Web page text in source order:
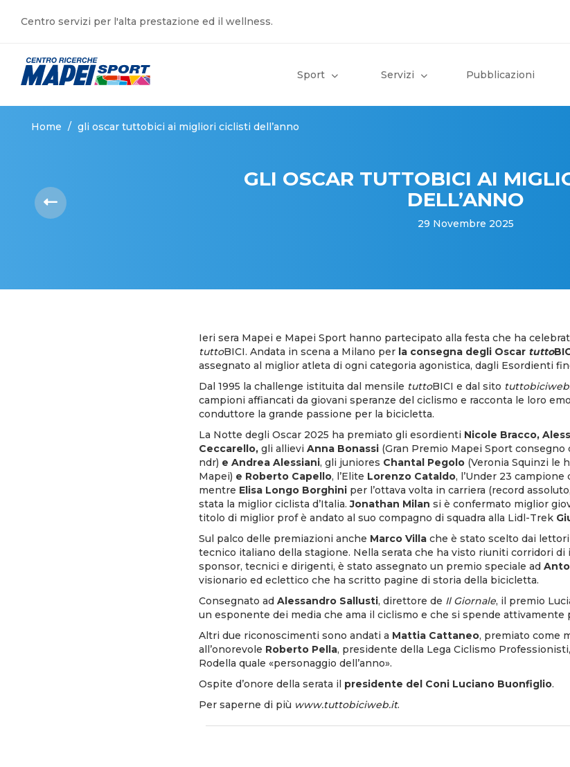
Centro servizi per l'alta prestazione ed il wellness.
Sport Servizi Pubblicazioni
Home / gli oscar tuttobici ai migliori ciclisti dell’anno
GLI OSCAR TUTTOBICI AI
DELL’ANNO
29 Novembre 2025
Ieri sera Mapei e Mapei Sport hanno partecipato alla festa che ha
tuttoBICI. Andata in scena a Milano per la consegna degli Oscar tutto
assegnato al miglior atleta di ogni categoria agonistica, dagli Esordienti
Dal 1995 la challenge istituita dal mensile tuttoBICI e dal sito
campioni affiancati da giovani speranze del ciclismo e racconta le loro
conduttore la grande passione per la bicicletta.
La Notte degli Oscar 2025 ha premiato gli esordienti Nicole Bracco,
Ceccarello, gli allievi Anna Bonassi (Gran Premio Mapei Sport consegno
ndr) e Andrea Alessiani, gli juniores Chantal Pegolo (Veronia Squinzi le
Mapei) e Roberto Capello, l’Elite Lorenzo Cataldo, l’Under 23 campione
mentre Elisa Longo Borghini per l’ottava volta in carriera (record
stata la miglior ciclista d’Italia.Jonathan Milan si è confermato miglior
titolo di miglior prof è andato al suo compagno di squadra alla Lidl-Trek
Sul palco delle premiazioni anche Marco Villa che è stato scelto dai
tecnico italiano della stagione. Nella serata che ha visto riuniti corridori
sponsor, tecnici e dirigenti, è stato assegnato un premio speciale ad
visionario ed eclettico che ha scritto pagine di storia della bicicletta.
Consegnato ad Alessandro Sallusti, direttore de Il Giornale, il premio
un esponente dei media che ama il ciclismo e che si spende attivamente
Altri due riconoscimenti sono andati a Mattia Cattaneo, premiato come
all’onorevole Roberto Pella, presidente della Lega Ciclismo
Rodella quale «personaggio dell’anno».
Ospite d’onore della serata il presidente del Coni Luciano Buonfiglio.
Per saperne di più www.tuttobiciweb.it.